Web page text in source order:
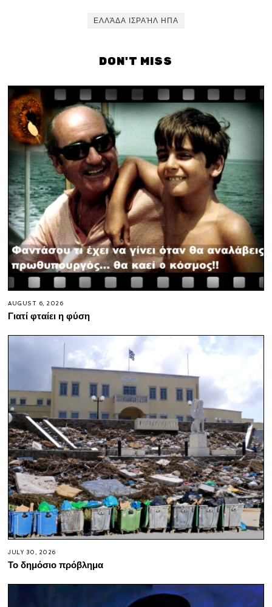
ΕΛΛΆΔΑ ΙΣΡΑΉΛ ΗΠΑ
DON'T MISS
AUGUST 6, 2026
Γιατί φταίει η φύση
JULY 30, 2026
Το δημόσιο πρόβλημα